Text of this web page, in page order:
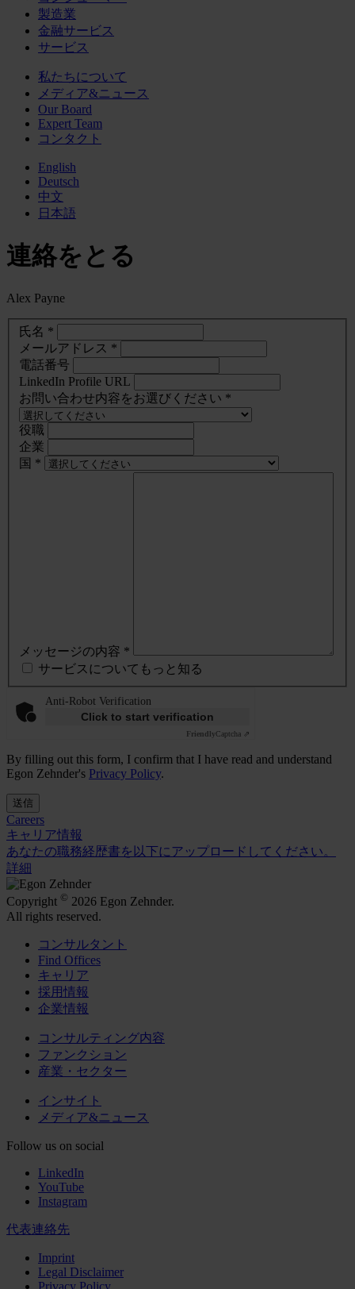
製造業
金融サービス
サービス
私たちについて
メディア&ニュース
Our Board
Expert Team
コンタクト
English
Deutsch
中文
日本語
連絡をとる
Alex Payne
氏名 *
メールアドレス *
電話番号
LinkedIn Profile URL
お問い合わせ内容をお選びください *
役職
企業
国 *
メッセージの内容 *
サービスについてもっと知る
Anti-Robot Verification
Click to start verification
FriendlyCaptcha ⇗
By filling out this form, I confirm that I have read and understand
Egon Zehnder's Privacy Policy.
送信
Careers
キャリア情報
あなたの職務経歴書を以下にアップロードしてください。
詳細
Copyright © 2026 Egon Zehnder.
All rights reserved.
コンサルタント
Find Offices
キャリア
採用情報
企業情報
コンサルティング内容
ファンクション
産業・セクター
インサイト
メディア&ニュース
Follow us on social
LinkedIn
YouTube
Instagram
代表連絡先
Imprint
Legal Disclaimer
Privacy Policy